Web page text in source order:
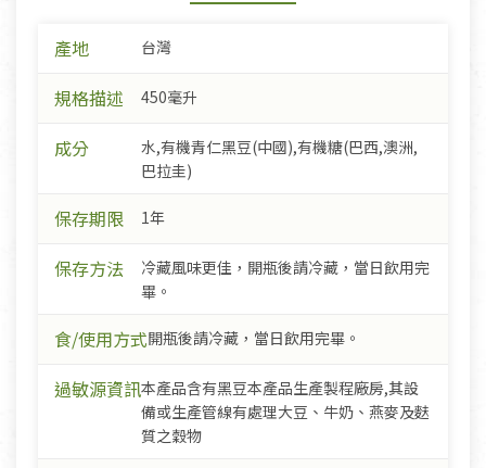
產地 台灣
規格描述 450毫升
成分
水,有機青仁黑豆(中國),有機糖(巴西,澳洲,
巴拉圭)
保存期限 1年
保存方法
冷藏風味更佳，開瓶後請冷藏，當日飲用完
畢。
食/使用方式開瓶後請冷藏，當日飲用完畢。
過敏源資訊本產品含有黑豆本產品生產製程廠房,其設
備或生產管線有處理大豆、牛奶、燕麥及麩
質之穀物